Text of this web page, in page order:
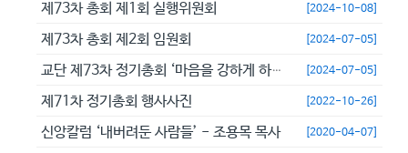
제73차 총회 제1회 실행위원회 [2024-10-08]
제73차 총회 제2회 임원회 [2024-07-05]
교단 제73차 정기총회 ‘마음을 강하게 하고 극히 담대히 하라’ [2024-07-05]
제71차 정기총회 행사사진 [2022-10-26]
신앙칼럼 ‘내버려둔 사람들’ - 조용목 목사 [2020-04-07]